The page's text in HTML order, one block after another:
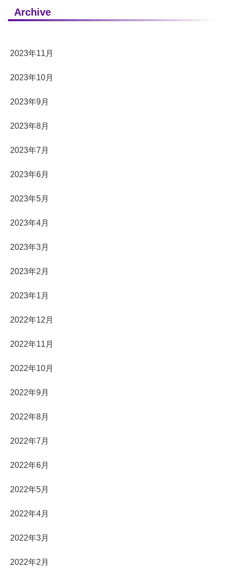
Archive
2023年11月
2023年10月
2023年9月
2023年8月
2023年7月
2023年6月
2023年5月
2023年4月
2023年3月
2023年2月
2023年1月
2022年12月
2022年11月
2022年10月
2022年9月
2022年8月
2022年7月
2022年6月
2022年5月
2022年4月
2022年3月
2022年2月